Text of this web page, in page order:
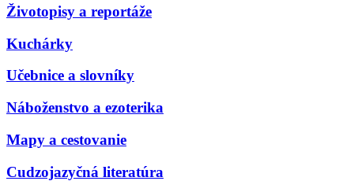
Životopisy a reportáže
Kuchárky
Učebnice a slovníky
Náboženstvo a ezoterika
Mapy a cestovanie
Cudzojazyčná literatúra